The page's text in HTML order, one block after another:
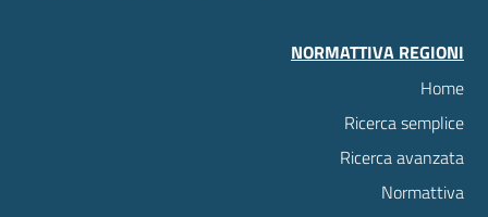
NORMATTIVA REGIONI
Home
Ricerca semplice
Ricerca avanzata
Normattiva